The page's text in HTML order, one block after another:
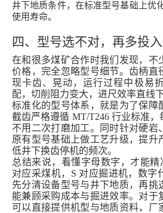
井下地质条件，在标准型号基础上优
使用寿命。
四、型号选不对，再多投
在和很多煤矿合作时我们发现，不
价格，完全忽略型号细节。齿柄直
现卡齿、晃动，运行过程中极易
配，切削阻力变大，进尺效率直线下
标准化的型号体系，就是为了保障
截齿严格遵循 MT/T246 行业标准，
不用二次打磨加工。同时针对硬岩
原有型号基础上做工艺升级，提升
低井下换齿停机的频次。
总结来说，看懂字母数字，才能
对应采煤机，S 对应掘进机，数字
先分清设备型号与井下地质，再挑
能兼顾采购成本与掘进效率。对于
可以直接提供机型与地质资料，厂